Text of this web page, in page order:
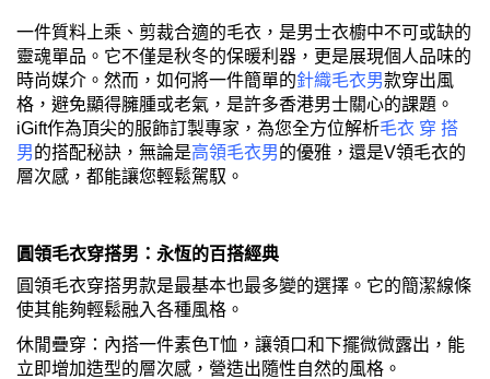
一件質料上乘、剪裁合適的毛衣，是男士衣櫥中不可或缺的
靈魂單品。它不僅是秋冬的保暖利器，更是展現個人品味的
時尚媒介。然而，如何將一件簡單的針織毛衣男款穿出風
格，避免顯得臃腫或老氣，是許多香港男士關心的課題。
iGift作為頂尖的服飾訂製專家，為您全方位解析毛衣 穿 搭
男的搭配秘訣，無論是高領毛衣男的優雅，還是V領毛衣的
層次感，都能讓您輕鬆駕馭。
圓領毛衣穿搭男：永恆的百搭經典
圓領毛衣穿搭男款是最基本也最多變的選擇。它的簡潔線條
使其能夠輕鬆融入各種風格。
休閒疊穿：內搭一件素色T恤，讓領口和下擺微微露出，能
立即增加造型的層次感，營造出隨性自然的風格。